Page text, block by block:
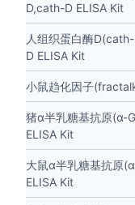
D,cath-D ELISA Kit
人组织蛋白酶
D ELISA Kit
小鼠趋化因子
猪α半乳糖基抗原(α-
ELISA Kit
大鼠α半乳糖基抗原
ELISA Kit